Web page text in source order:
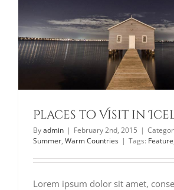
Places to Visit in
Byadmin | February 2nd, 2015 |
Summer, Warm Countries | Tags: Feature
Lorem ipsum dolor sit amet,